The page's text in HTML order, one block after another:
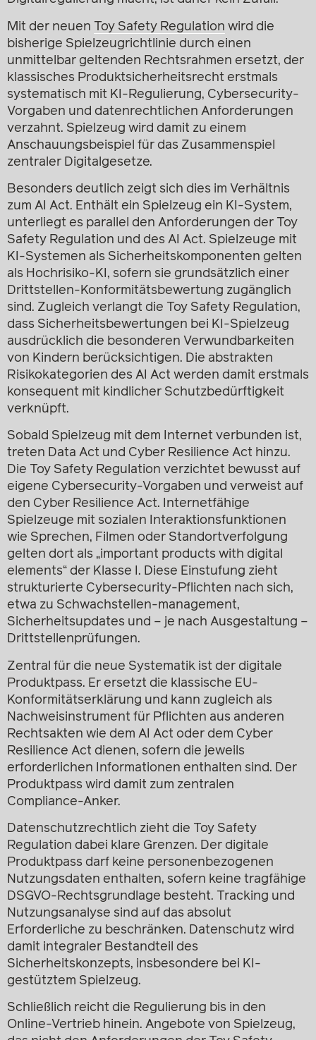
Mit der neuen Toy Safety Regulation wird die
bisherige Spielzeugrichtlinie durch einen
unmittelbar geltenden Rechtsrahmen ersetzt, der
klassisches Produktsicherheitsrecht erstmals
systematisch mit KI-Regulierung, Cybersecurity-
Vorgaben und datenrechtlichen Anforderungen
verzahnt. Spielzeug wird damit zu einem
Anschauungsbeispiel für das Zusammenspiel
zentraler Digitalgesetze.
Besonders deutlich zeigt sich dies im Verhältnis
zum AI Act. Enthält ein Spielzeug ein KI-System,
unterliegt es parallel den Anforderungen der Toy
Safety Regulation und des AI Act. Spielzeuge mit
KI-Systemen als Sicherheitskomponenten gelten
als Hochrisiko-KI, sofern sie grundsätzlich einer
Drittstellen-Konformitätsbewertung zugänglich
sind. Zugleich verlangt die Toy Safety Regulation,
dass Sicherheitsbewertungen bei KI-Spielzeug
ausdrücklich die besonderen Verwundbarkeiten
von Kindern berücksichtigen. Die abstrakten
Risikokategorien des AI Act werden damit erstmals
konsequent mit kindlicher Schutzbedürftigkeit
verknüpft.
Sobald Spielzeug mit dem Internet verbunden ist,
treten Data Act und Cyber Resilience Act hinzu.
Die Toy Safety Regulation verzichtet bewusst auf
eigene Cybersecurity-Vorgaben und verweist auf
den Cyber Resilience Act. Internetfähige
Spielzeuge mit sozialen Interaktionsfunktionen
wie Sprechen, Filmen oder Standortverfolgung
gelten dort als „important products with digital
elements“ der Klasse I. Diese Einstufung zieht
strukturierte Cybersecurity-Pflichten nach sich,
etwa zu Schwachstellen-management,
Sicherheitsupdates und – je nach Ausgestaltung –
Drittstellenprüfungen.
Zentral für die neue Systematik ist der digitale
Produktpass. Er ersetzt die klassische EU-
Konformitätserklärung und kann zugleich als
Nachweisinstrument für Pflichten aus anderen
Rechtsakten wie dem AI Act oder dem Cyber
Resilience Act dienen, sofern die jeweils
erforderlichen Informationen enthalten sind. Der
Produktpass wird damit zum zentralen
Compliance-Anker.
Datenschutzrechtlich zieht die Toy Safety
Regulation dabei klare Grenzen. Der digitale
Produktpass darf keine personenbezogenen
Nutzungsdaten enthalten, sofern keine tragfähige
DSGVO-Rechtsgrundlage besteht. Tracking und
Nutzungsanalyse sind auf das absolut
Erforderliche zu beschränken. Datenschutz wird
damit integraler Bestandteil des
Sicherheitskonzepts, insbesondere bei KI-
gestütztem Spielzeug.
Schließlich reicht die Regulierung bis in den
Online-Vertrieb hinein. Angebote von Spielzeug,